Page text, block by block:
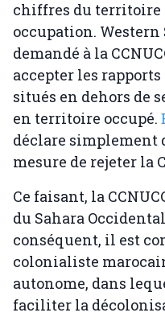
chiffres du
occupation. Western
demandé à la
accepter les
situés en dehors de
en territoire occupé.
déclare simplement
mesure de rejeter la
Ce faisant, la
du Sahara
conséquent, il est
colonialiste
autonome, dans
faciliter la